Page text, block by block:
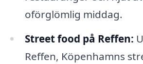
oförglömlig middag.
Street food på Reffen:
Reffen, Köpenhamns